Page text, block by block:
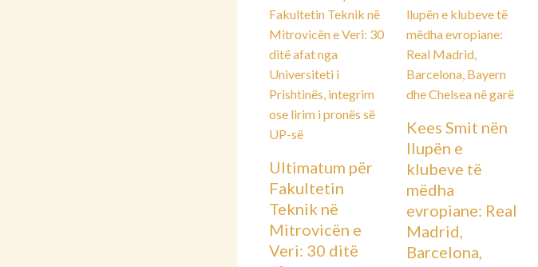
Ultimatum për
Fakultetin
Teknik në
Mitrovicën e
Veri: 30 ditë
Kees Smit nën
llupën e
klubeve të
mëdha
evropiane: Real
Madrid,
Barcelona,